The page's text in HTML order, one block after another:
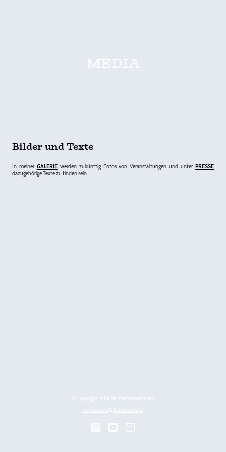
MEDIA
Bilder und Texte
In meiner GALERIEwerden zukünftig Fotos von Veranstaltungen und unterPRESSE
dazugehörige Texte zu finden sein.
© Copyright. Alle Rechte vorbehalten.
Impressum & Datenschutz